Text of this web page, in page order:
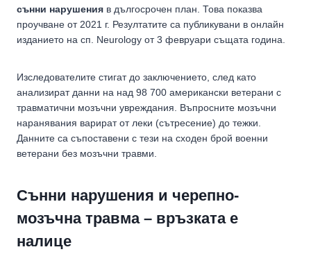
сънни нарушения в дългосрочен план. Това показва
проучване от 2021 г. Резултатите са публикувани в онлайн
изданието на сп. Neurology от 3 февруари същата година.
Изследователите стигат до заключението, след като
анализират данни на над 98 700 американски ветерани с
травматични мозъчни увреждания. Въпросните мозъчни
наранявания варират от леки (сътресение) до тежки.
Данните са съпоставени с тези на сходен брой военни
ветерани без мозъчни травми.
Сънни нарушения и черепно-
мозъчна травма – връзката е
налице